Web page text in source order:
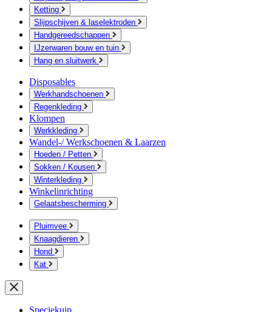
Ketting
Slijpschijven & laselektroden
Handgereedschappen
IJzerwaren bouw en tuin
Hang en sluitwerk
Disposables
Werkhandschoenen
Regenkleding
Klompen
Werkkleding
Wandel-/ Werkschoenen & Laarzen
Hoeden / Petten
Sokken / Kousen
Winterkleding
Winkelinrichting
Gelaatsbescherming
Pluimvee
Knaagdieren
Hond
Kat
Speciekuip